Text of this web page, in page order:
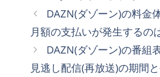
テ
リ
ー
DAZN(ダゾーン)の料金
月額の支払いが発生するの
DAZN(ダゾーン)の番組
見逃し配信(再放送)の期間